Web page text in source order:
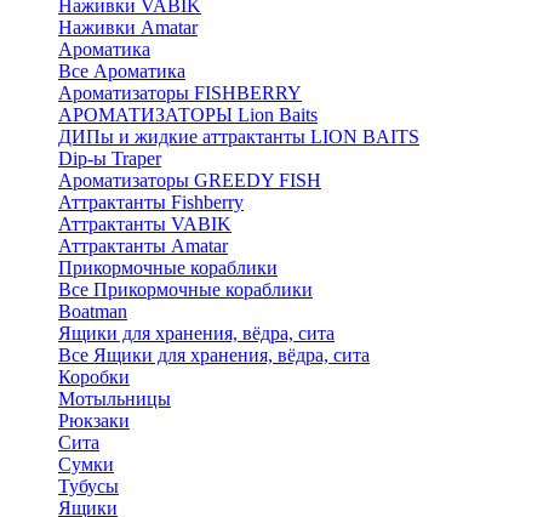
Наживки VABIK
Наживки Amatar
Ароматика
Все Ароматика
Ароматизаторы FISHBERRY
АРОМАТИЗАТОРЫ Lion Baits
ДИПы и жидкие аттрактанты LION BAITS
Dip-ы Traper
Ароматизаторы GREEDY FISH
Аттрактанты Fishberry
Аттрактанты VABIK
Аттрактанты Amatar
Прикормочные кораблики
Все Прикормочные кораблики
Boatman
Ящики для хранения, вёдра, сита
Все Ящики для хранения, вёдра, сита
Коробки
Мотыльницы
Рюкзаки
Сита
Сумки
Тубусы
Ящики